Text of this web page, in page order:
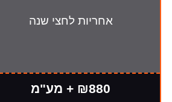
אחריות לחצי שנה
₪880 + מע"מ